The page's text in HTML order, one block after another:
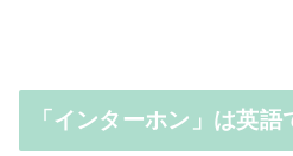
「インターホン」は英